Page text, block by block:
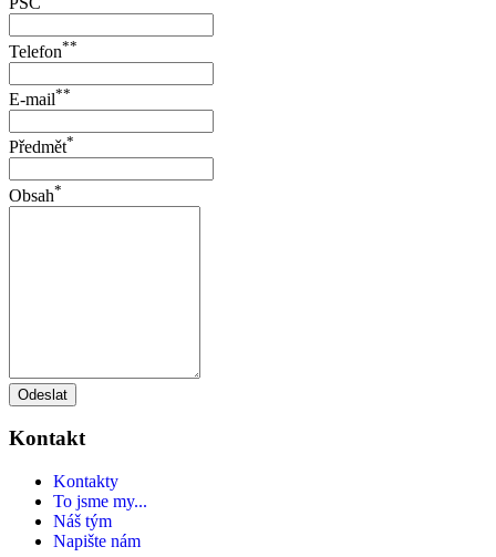
Telefon**
E-mail**
Předmět*
Obsah*
Odeslat
Kontakt
Kontakty
To jsme my...
Náš tým
Napište nám